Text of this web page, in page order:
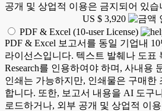
공개 및 상업적 이용은 금지되어 있습
US $ 3,920
PDF & Excel (10-user License)
PDF & Excel 보고서를 동일 기업내
라이선스입니다. 텍스트 발췌나 도표
Research를 인용하여야 하며, 사내용
인쇄는 가능하지만, 인쇄물은 구매한
합니다. 또한, 보고서 내용을 AI 도구
로드하거나, 외부 공개 및 상업적 이